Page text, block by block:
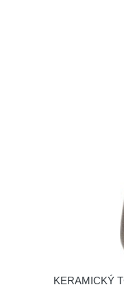
KERAMICKÝ